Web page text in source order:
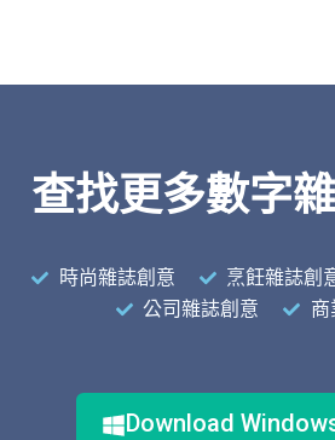
查找更多數字
時尚雜誌創意 烹飪雜誌創
公司雜誌創意
商
Download